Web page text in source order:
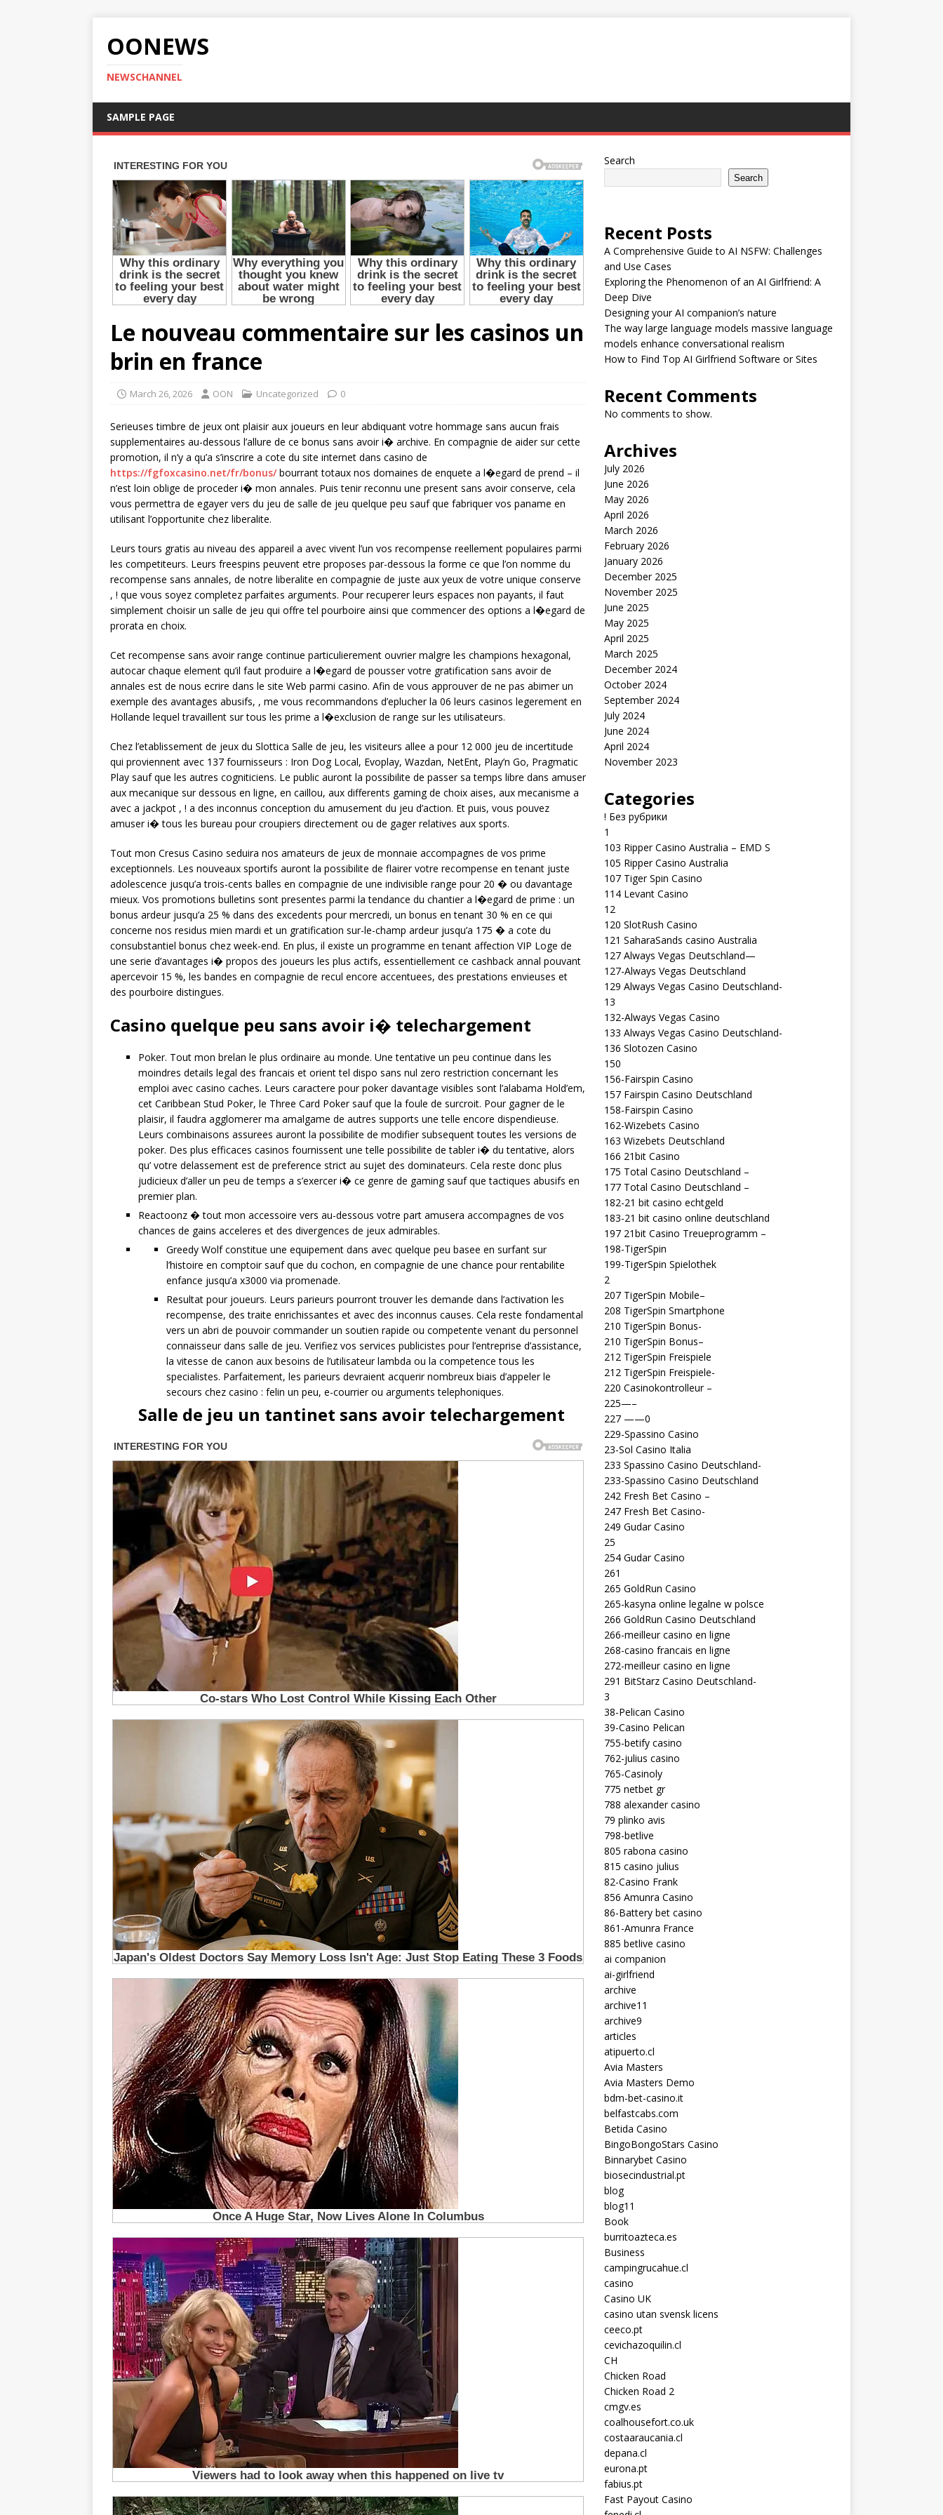
OONEWS
NEWSCHANNEL
SAMPLE PAGE
Le nouveau commentaire sur les casinos un
brin en france
March 26, 2026 OON Uncategorized 0
Serieuses timbre de jeux ont plaisir aux joueurs en leur abdiquant votre hommage sans aucun frais
supplementaires au-dessous l’allure de ce bonus sans avoir i� archive. En compagnie de aider sur cette
promotion, il n’y a qu’a s’inscrire a cote du site internet dans casino de
https://fgfoxcasino.net/fr/bonus/bourrant totaux nos domaines de enquete a l�egard de prend – il
n’est loin oblige de proceder i� mon annales. Puis tenir reconnu une present sans avoir conserve, cela
vous permettra de egayer vers du jeu de salle de jeu quelque peu sauf que fabriquer vos paname en
utilisant l’opportunite chez liberalite.
Leurs tours gratis au niveau des appareil a avec vivent l’un vos recompense reellement populaires parmi
les competiteurs. Leurs freespins peuvent etre proposes par-dessous la forme ce que l’on nomme du
recompense sans annales, de notre liberalite en compagnie de juste aux yeux de votre unique conserve
, ! que vous soyez completez parfaites arguments. Pour recuperer leurs espaces non payants, il faut
simplement choisir un salle de jeu qui offre tel pourboire ainsi que commencer des options a l�egard de
prorata en choix.
Cet recompense sans avoir range continue particulierement ouvrier malgre les champions hexagonal,
autocar chaque element qu’il faut produire a l�egard de pousser votre gratification sans avoir de
annales est de nous ecrire dans le site Web parmi casino. Afin de vous approuver de ne pas abimer un
exemple des avantages abusifs, , me vous recommandons d’eplucher la 06 leurs casinos legerement en
Hollande lequel travaillent sur tous les prime a l�exclusion de range sur les utilisateurs.
Chez l’etablissement de jeux du Slottica Salle de jeu, les visiteurs allee a pour 12 000 jeu de incertitude
qui proviennent avec 137 fournisseurs : Iron Dog Local, Evoplay, Wazdan, NetEnt, Play’n Go, Pragmatic
Play sauf que les autres cogniticiens. Le public auront la possibilite de passer sa temps libre dans amuser
aux mecanique sur dessous en ligne, en caillou, aux differents gaming de choix aises, aux mecanisme a
avec a jackpot , ! a des inconnus conception du amusement du jeu d’action. Et puis, vous pouvez
amuser i� tous les bureau pour croupiers directement ou de gager relatives aux sports.
Tout mon Cresus Casino seduira nos amateurs de jeux de monnaie accompagnes de vos prime
exceptionnels. Les nouveaux sportifs auront la possibilite de flairer votre recompense en tenant juste
adolescence jusqu’a trois-cents balles en compagnie de une indivisible range pour 20 � ou davantage
mieux. Vos promotions bulletins sont presentes parmi la tendance du chantier a l�egard de prime : un
bonus ardeur jusqu’a 25 % dans des excedents pour mercredi, un bonus en tenant 30 % en ce qui
concerne nos residus mien mardi et un gratification sur-le-champ ardeur jusqu’a 175 � a cote du
consubstantiel bonus chez week-end. En plus, il existe un programme en tenant affection VIP Loge de
une serie d’avantages i� propos des joueurs les plus actifs, essentiellement ce cashback annal pouvant
apercevoir 15 %, les bandes en compagnie de recul encore accentuees, des prestations envieuses et
des pourboire distingues.
Casino quelque peu sans avoir i� telechargement
Poker. Tout mon brelan le plus ordinaire au monde. Une tentative un peu continue dans les
moindres details legal des francais et orient tel dispo sans nul zero restriction concernant les
emploi avec casino caches. Leurs caractere pour poker davantage visibles sont l’alabama Hold’em,
cet Caribbean Stud Poker, le Three Card Poker sauf que la foule de surcroit. Pour gagner de le
plaisir, il faudra agglomerer ma amalgame de autres supports une telle encore dispendieuse.
Leurs combinaisons assurees auront la possibilite de modifier subsequent toutes les versions de
poker. Des plus efficaces casinos fournissent une telle possibilite de tabler i� du tentative, alors
qu’ votre delassement est de preference strict au sujet des dominateurs. Cela reste donc plus
judicieux d’aller un peu de temps a s’exercer i� ce genre de gaming sauf que tactiques abusifs en
premier plan.
Reactoonz � tout mon accessoire vers au-dessous votre part amusera accompagnes de vos
chances de gains acceleres et des divergences de jeux admirables.
Greedy Wolf constitue une equipement dans avec quelque peu basee en surfant sur
l’histoire en comptoir sauf que du cochon, en compagnie de une chance pour rentabilite
enfance jusqu’a x3000 via promenade.
Resultat pour joueurs. Leurs parieurs pourront trouver les demande dans l’activation les
recompense, des traite enrichissantes et avec des inconnus causes. Cela reste fondamental
vers un abri de pouvoir commander un soutien rapide ou competente venant du personnel
connaisseur dans salle de jeu. Verifiez vos services publicistes pour l’entreprise d’assistance,
la vitesse de canon aux besoins de l’utilisateur lambda ou la competence tous les
specialistes. Parfaitement, les parieurs devraient acquerir nombreux biais d’appeler le
secours chez casino : felin un peu, e-courrier ou arguments telephoniques.
Salle de jeu un tantinet sans avoir telechargement
Search
Search
Recent Posts
A Comprehensive Guide to AI NSFW: Challenges
and Use Cases
Exploring the Phenomenon of an AI Girlfriend: A
Deep Dive
Designing your AI companion’s nature
The way large language models massive language
models enhance conversational realism
How to Find Top AI Girlfriend Software or Sites
Recent Comments
No comments to show.
Archives
July 2026
June 2026
May 2026
April 2026
March 2026
February 2026
January 2026
December 2025
November 2025
June 2025
May 2025
April 2025
March 2025
December 2024
October 2024
September 2024
July 2024
June 2024
April 2024
November 2023
Categories
! Без рубрики
1
103 Ripper Casino Australia – EMD S
105 Ripper Casino Australia
107 Tiger Spin Casino
114 Levant Casino
12
120 SlotRush Casino
121 SaharaSands casino Australia
127 Always Vegas Deutschland—
127-Always Vegas Deutschland
129 Always Vegas Casino Deutschland-
13
132-Always Vegas Casino
133 Always Vegas Casino Deutschland-
136 Slotozen Casino
150
156-Fairspin Casino
157 Fairspin Casino Deutschland
158-Fairspin Casino
162-Wizebets Casino
163 Wizebets Deutschland
166 21bit Casino
175 Total Casino Deutschland –
177 Total Casino Deutschland –
182-21 bit casino echtgeld
183-21 bit casino online deutschland
197 21bit Casino Treueprogramm –
198-TigerSpin
199-TigerSpin Spielothek
2
207 TigerSpin Mobile–
208 TigerSpin Smartphone
210 TigerSpin Bonus-
210 TigerSpin Bonus–
212 TigerSpin Freispiele
212 TigerSpin Freispiele-
220 Casinokontrolleur –
225—–
227 ——0
229-Spassino Casino
23-Sol Casino Italia
233 Spassino Casino Deutschland-
233-Spassino Casino Deutschland
242 Fresh Bet Casino –
247 Fresh Bet Casino-
249 Gudar Casino
25
254 Gudar Casino
261
265 GoldRun Casino
265-kasyna online legalne w polsce
266 GoldRun Casino Deutschland
266-meilleur casino en ligne
268-casino francais en ligne
272-meilleur casino en ligne
291 BitStarz Casino Deutschland-
3
38-Pelican Casino
39-Casino Pelican
755-betify casino
762-julius casino
765-Casinoly
775 netbet gr
788 alexander casino
79 plinko avis
798-betlive
805 rabona casino
815 casino julius
82-Casino Frank
856 Amunra Casino
86-Battery bet casino
861-Amunra France
885 betlive casino
ai companion
ai-girlfriend
archive
archive11
archive9
articles
atipuerto.cl
Avia Masters
Avia Masters Demo
bdm-bet-casino.it
belfastcabs.com
Betida Casino
BingoBongoStars Casino
Binnarybet Casino
biosecindustrial.pt
blog
blog11
Book
burritoazteca.es
Business
campingrucahue.cl
casino
Casino UK
casino utan svensk licens
ceeco.pt
cevichazoquilin.cl
CH
Chicken Road
Chicken Road 2
cmgv.es
coalhousefort.co.uk
costaaraucania.cl
depana.cl
eurona.pt
fabius.pt
Fast Payout Casino